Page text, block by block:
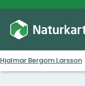
Hjalmar Bergom Larsson